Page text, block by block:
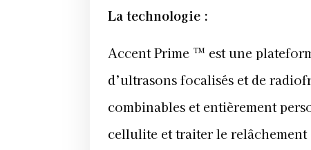
La technologie :
Accent Prime ™ est une
d’ultrasons focalisés et de
combinables et entièrement
cellulite et traiter le